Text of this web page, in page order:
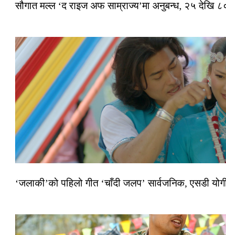
सौगात मल्ल ‘द राइज अफ साम्राज्य’मा अनुबन्ध, २५ देखि
‘जलाकी’को पहिलो गीत ‘चाँदी जलप’ सार्वजनिक, एसडी